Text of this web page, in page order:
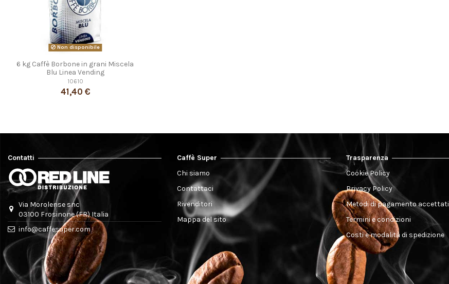
Non disponibile
6 kg Caffè Borbone in grani Miscela
Blu Linea Vending
10610
41,40 €
Contatti
Via Morolense snc
03100 Frosinone (FR) Italia
info@caffesuper.com
Caffè Super
Chi siamo
Contattaci
Rivenditori
Mappa del sito
Trasparenza
Cookie Policy
Privacy Policy
Metodi di pagamento accettati
Termini e condizioni
Costi e modalità di spedizione